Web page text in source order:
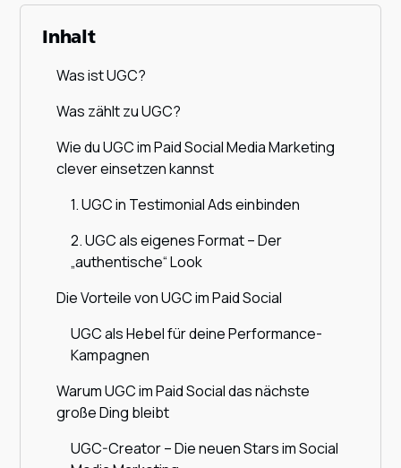
Inhalt
Was ist UGC?
‍Was zählt zu UGC?
Wie du UGC im Paid Social Media Marketing
clever einsetzen kannst
1. UGC in Testimonial Ads einbinden
2. UGC als eigenes Format – Der
„authentische“ Look
Die Vorteile von UGC im Paid Social
UGC als Hebel für deine Performance-
Kampagnen
Warum UGC im Paid Social das nächste
große Ding bleibt
UGC-Creator – Die neuen Stars im Social